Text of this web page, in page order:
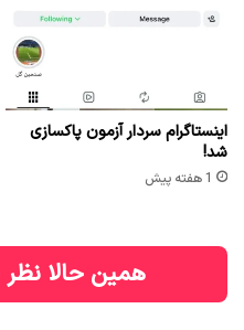
اینستاگرام سردار آزمون پاکسازی
شد!
1 هفته پیش
همین حالا